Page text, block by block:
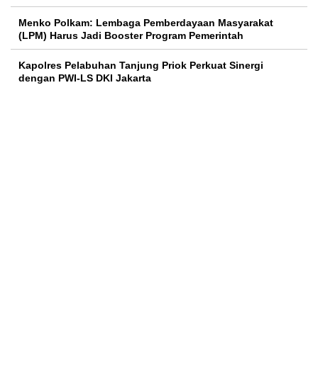
Menko Polkam: Lembaga Pemberdayaan Masyarakat
(LPM) Harus Jadi Booster Program Pemerintah
Kapolres Pelabuhan Tanjung Priok Perkuat Sinergi
dengan PWI-LS DKI Jakarta